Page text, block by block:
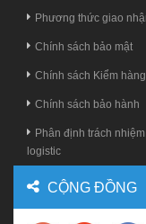
Phương thức giao
Chính sách bảo mật
Chính sách Kiểm
Chính sách bảo hành
Phân định trách
logistic
CỘNG ĐỒNG